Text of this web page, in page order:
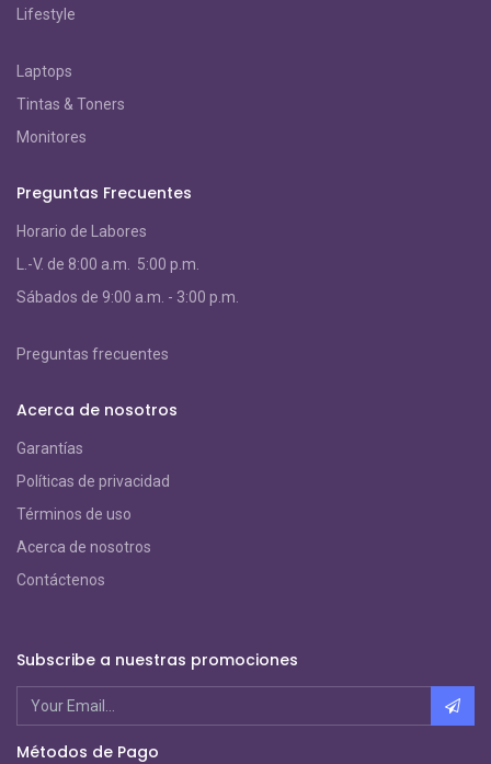
Lifestyle
Laptops
Tintas & Toners
Monitores
Preguntas Frecuentes
Horario de Labores
L.-V. de 8:00 a.m. 5:00 p.m.
Sábados de 9:00 a.m. - 3:00 p.m.
Preguntas frecuentes
Acerca de nosotros
Garantías
Políticas de privacidad
Términos de uso
Acerca de nosotros
Contáctenos
Subscribe a nuestras promociones
Métodos de Pago